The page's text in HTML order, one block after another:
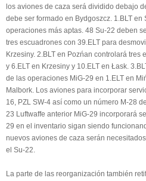
los aviones de caza será dividido debajo
debe ser formado en Bydgoszcz. 1.BLT
operaciones más aptas. 48 Su-22 deben
tres escuadrones con 39.ELT para
Krzesiny. 2.BLT en Pozńan controlará tres
y 6.ELT en Krzesiny y 10.ELT en Łask.
de las operaciones MiG-29 en 1.ELT en
Malbork. Los aviones para incorporar
16, PZL SW-4 así como un número M-28
23 Luftwaffe anterior MiG-29 incorporará
29 en el inventario sigan siendo
nuevos aviones de caza serán
el Su-22.
La parte de las reorganización también